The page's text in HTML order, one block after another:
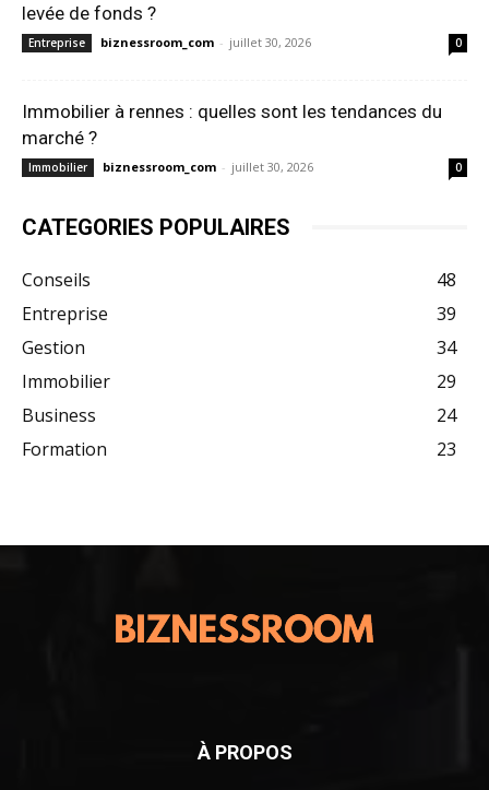
levée de fonds ?
Entreprise biznessroom_com - juillet 30, 2026 0
Immobilier à rennes : quelles sont les tendances du
marché ?
Immobilier biznessroom_com - juillet 30, 2026 0
CATEGORIES POPULAIRES
Conseils
48
Entreprise
39
Gestion
34
Immobilier
29
Business
24
Formation
23
À PROPOS